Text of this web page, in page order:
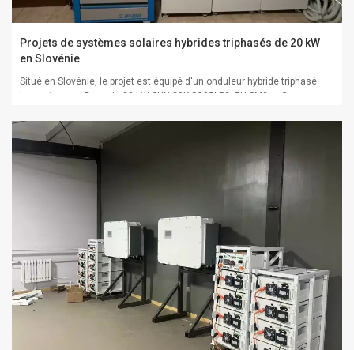
Projets de systèmes solaires hybrides triphasés de 20 kW
en Slovénie
Situé en Slovénie, le projet est équipé d'un onduleur hybride triphasé
basse tension Deye de 20 kW SUN-20K-SG05LP3 -EU-SM2 et Greensun
20 kW + 48 kWh.